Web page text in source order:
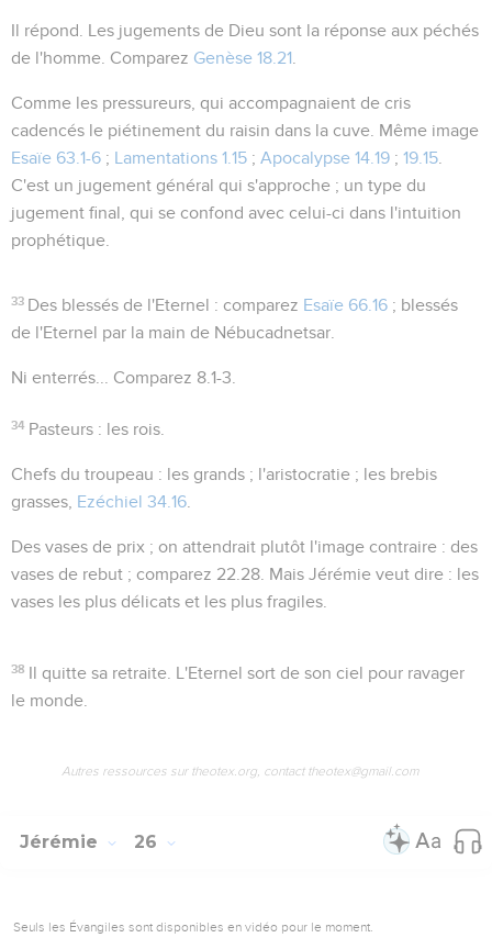
Il répond . Les jugements de Dieu sont la réponse aux péchés
de l'homme. Comparez Genèse 18.21
Comme les pressureurs , qui accompagnaient de cris
cadencés le piétinement du raisin dans la cuve. Même image
Esaïe 63.1-6 ; Lamentations 1.15 ; Apocalypse 14.19 ; 19.15
C'est un jugement général qui s'approche ; un type du
jugement final, qui se confond avec celui-ci dans l'intuition
prophétique.
33 Des blessés de l'Eternel : comparez Esaïe 66.16 ; blessés
de l'Eternel par la main de Nébucadnetsar.
Ni enterrés... Comparez 8.1-3
34 Pasteurs : les rois.
Chefs du troupeau : les grands ; l'aristocratie ; les brebis
grasses, Ezéchiel 34.16
Des vases de prix ; on attendrait plutôt l'image contraire : des
vases de rebut ; comparez 22.28 . Mais Jérémie veut dire : les
vases les plus délicats et les plus fragiles.
38 Il quitte sa retraite . L'Eternel sort de son ciel pour ravager
le monde.
Autres ressources sur theotex.org, contact theotex@gmail.com
Jérémie 26
Seuls les Évangiles sont disponibles en vidéo pour le moment.